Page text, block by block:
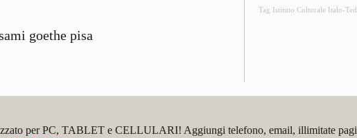
goethe pisa
Tag Istituto Culturale Italo-
per PC, TABLET e CELLULARI! Aggiungi telefono, email, illimitate